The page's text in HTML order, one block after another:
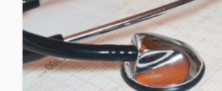
ー